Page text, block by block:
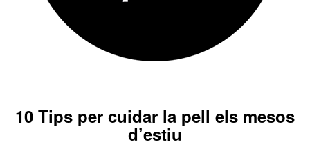
10 Tips per cuidar la pell els mesos
d’estiu